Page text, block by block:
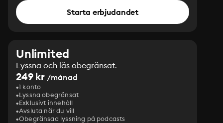
Starta erbjudandet
Unlimited
Lyssna och läs obegränsat.
249 kr /månad
1 konto
Lyssna obegränsat
Exklusivt innehåll
Avsluta när du vill
Obegränsad lyssning på podcasts